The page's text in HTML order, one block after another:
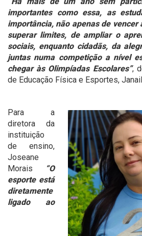
importantes como essa, as
importância, não apenas de vencer
superar limites, de ampliar o
sociais, enquanto cidadãs, da
juntas numa competição a nível
chegar às Olimpíadas Escolares”,
de Educação Física e Esportes,
Para a
diretora da
instituição
de ensino,
Joseane
Morais
“O
esporte está
diretamente
ligado ao